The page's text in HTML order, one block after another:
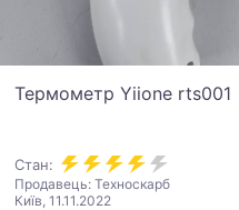
Термометр Yiione rts001
Стан:
Продавець: Техноскарб
Київ, 11.11.2022